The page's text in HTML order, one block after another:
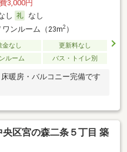
3,000円
し
なし
ワンルーム（23m2）
金なし
更新料なし
ルーム バス・トイレ別
暖房・バルコニー完備です
区宮の森二条５丁目 築